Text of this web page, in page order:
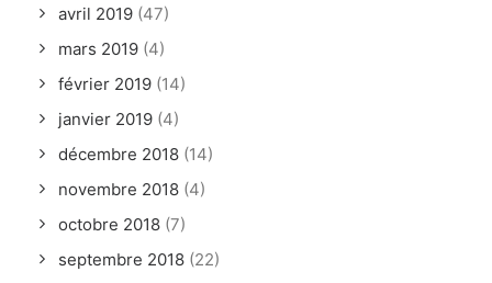
avril 2019 (47)
mars 2019 (4)
février 2019 (14)
janvier 2019 (4)
décembre 2018 (14)
novembre 2018 (4)
octobre 2018 (7)
septembre 2018 (22)